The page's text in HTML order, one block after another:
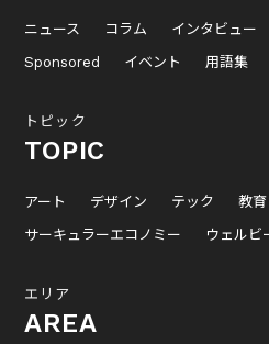
ニュース コラム インタビュー
Sponsored
イベント 用語集
トピック
TOPIC
アート デザイン テック 教育
サーキュラーエコノミー
ウェルビ
エリア
AREA